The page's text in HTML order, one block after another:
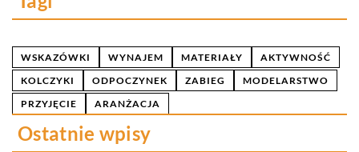
WSKAZÓWKI WYNAJEM MATERIAŁY
AKTYWNOŚĆ
KOLCZYKI
ODPOCZYNEK ZABIEG
MODELARSTWO
PRZYJĘCIE
ARANŻACJA
Ostatnie wpisy